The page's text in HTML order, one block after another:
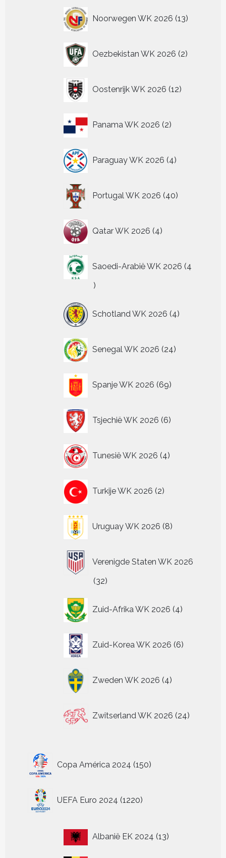
Noorwegen WK 2026 13
producten
Oezbekistan WK 2026 2
producten
Oostenrijk WK 2026 12
producten
Panama WK 2026 2
producten
Paraguay WK 2026 4
producten
Portugal WK 2026 40
producten
Qatar WK 2026 4
producten
Saoedi-Arabië WK 2026 4
4
Schotland WK 2026 4
producten
Senegal WK 2026 24
producten
Spanje WK 2026 69
producten
Tsjechië WK 2026 6
producten
Tunesië WK 2026 4
producten
Turkije WK 2026 2
producten
Uruguay WK 2026 8
producten
Verenigde Staten WK 2026
3232
Zuid-Afrika WK 2026 4
producten
Zuid-Korea WK 2026 6
producten
Zweden WK 2026 4
producten
Zwitserland WK 2026 24
producten
Copa América 2024 150
producten
UEFA Euro 2024 1220
producten
Albanië EK 2024 1313